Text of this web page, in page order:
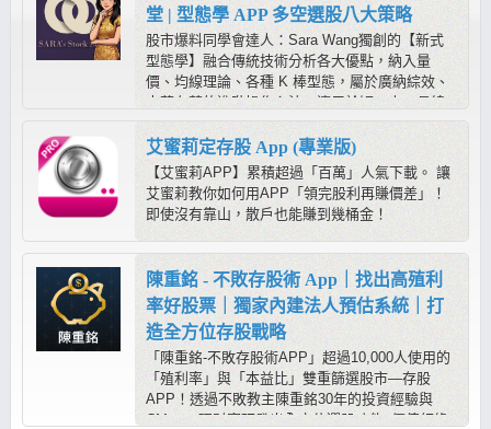
堂 | 型態學 APP 多空選股八大策略
股市爆料同學會達人：Sara Wang獨創的【新式
型態學】融合傳統技術分析各大優點，納入量
價、均線理論、各種 K 棒型態，屬於廣納綜效、
去蕪存菁的進階操作心法，適用於短、中、長線
操作，是在股市中求穩定獲利的最佳方程式；而
【莎拉的型態學教室APP】提供多空六大策略，
搭配《心動指標》輔助判斷，進可攻、退可守，
靠程式幫忙抓出標的後，只需要用型態學快速判
別，就容易抓到起漲起跌！
艾蜜莉定存股 App (專業版)
【艾蜜莉APP】累積超過「百萬」人氣下載。 讓
艾蜜莉教你如何用APP「領完股利再賺價差」！
即使沒有靠山，散戶也能賺到幾桶金！
陳重銘 - 不敗存股術 App｜找出高殖利
率好股票｜獨家內建法人預估系統｜打
造全方位存股戰略
「陳重銘-不敗存股術APP」超過10,000人使用的
「殖利率」與「本益比」雙重篩選股市—存股
APP！透過不敗教主陳重銘30年的投資經驗與
CMoney理財寶研發出全方位選股功能x價值紅綠